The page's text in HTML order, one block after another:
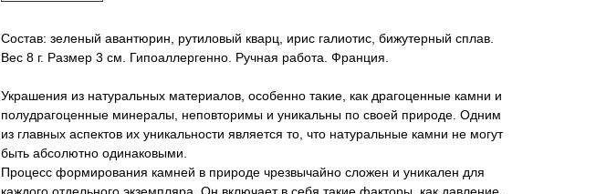
Состав: зеленый авантюрин, рутиловый кварц, ирис галиотис, бижутерный сплав.
Вес 8 г. Размер 3 см. Гипоаллергенно. Ручная работа. Франция.
Украшения из натуральных материалов, особенно такие, как драгоценные камни и
полудрагоценные минералы, неповторимы и уникальны по своей природе. Одним
из главных аспектов их уникальности является то, что натуральные камни не могут
быть абсолютно одинаковыми.
Процесс формирования камней в природе чрезвычайно сложен и уникален для
каждого отдельного экземпляра. Он включает в себя такие факторы, как давление,